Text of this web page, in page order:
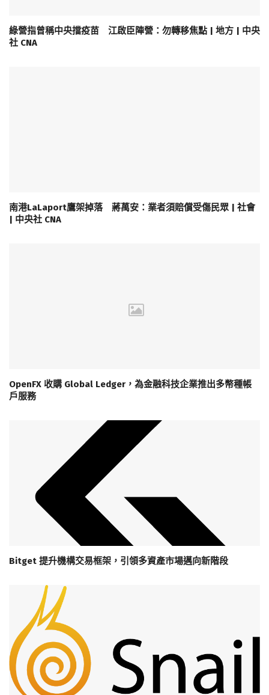
綠營指曾稱中央擋疫苗 江啟臣陣營：勿轉移焦點 | 地方 | 中央
社 CNA
南港LaLaport鷹架掉落 蔣萬安：業者須賠償受傷民眾 | 社會
| 中央社 CNA
OpenFX 收購 Global Ledger，為金融科技企業推出多幣種帳
戶服務
Bitget 提升機構交易框架，引領多資產市場邁向新階段